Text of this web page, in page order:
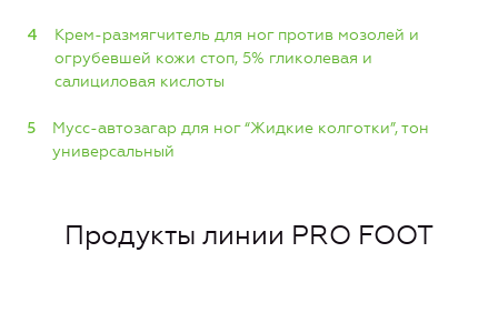
Крем-размягчитель для ног против мозолей и
огрубевшей кожи стоп, 5% гликолевая и
салициловая кислоты
Мусс-автозагар для ног “Жидкие колготки”, тон
универсальный
Продукты линии PRO FOOT